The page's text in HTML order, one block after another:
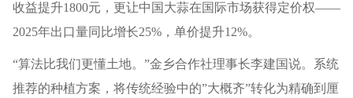
收益提升1800元，更让中国大蒜在国际市场获得定价权——
2025年出口量同比增长25%，单价提升12%。
“算法比我们更懂土地。”金乡合作社理事长李建国说。系统
推荐的种植方案，将传统经验中的”大概齐”转化为精确到厘